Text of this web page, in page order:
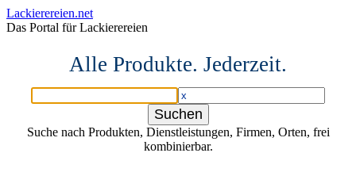
Lackierereien.net
Das Portal für Lackierereien
Alle Produkte. Jederzeit.
Suche nach Produkten, Dienstleistungen, Firmen, Orten, frei
kombinierbar.